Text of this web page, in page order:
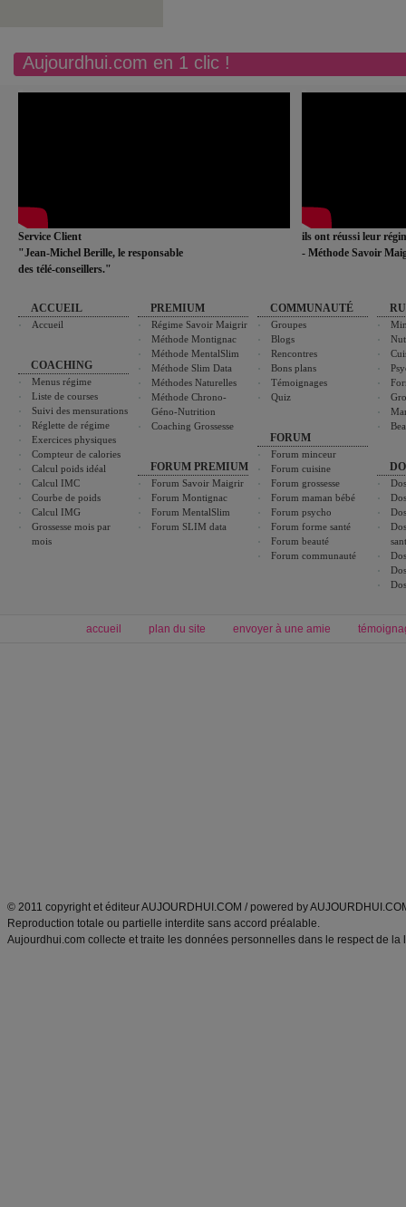
Aujourdhui.com en 1 clic !
Service Client
"Jean-Michel Berille, le responsable
des télé-conseillers."
ils ont réussi leur
- Méthode Savoir
ACCUEIL
Accueil
COACHING
Menus régime
Liste de courses
Suivi des mensurations
Réglette de régime
Exercices physiques
Compteur de calories
Calcul poids idéal
Calcul IMC
Courbe de poids
Calcul IMG
Grossesse mois par
mois
PREMIUM
Régime Savoir Maigrir
Méthode Montignac
Méthode MentalSlim
Méthode Slim Data
Méthodes Naturelles
Méthode Chrono-
Géno-Nutrition
Coaching Grossesse
FORUM PREMIUM
Forum Savoir Maigrir
Forum Montignac
Forum MentalSlim
Forum SLIM data
COMMUNAUTÉ
Groupes
Blogs
Rencontres
Bons plans
Témoignages
Quiz
FORUM
Forum minceur
Forum cuisine
Forum grossesse
Forum maman bébé
Forum psycho
Forum forme santé
Forum beauté
Forum communauté
accueil plan du site envoyer à une amie
© 2011 copyright et éditeur AUJOURDHUI.COM / powered by
Reproduction totale ou partielle interdite sans accord préalable.
Aujourdhui.com collecte et traite les données personnelles dans le respect de